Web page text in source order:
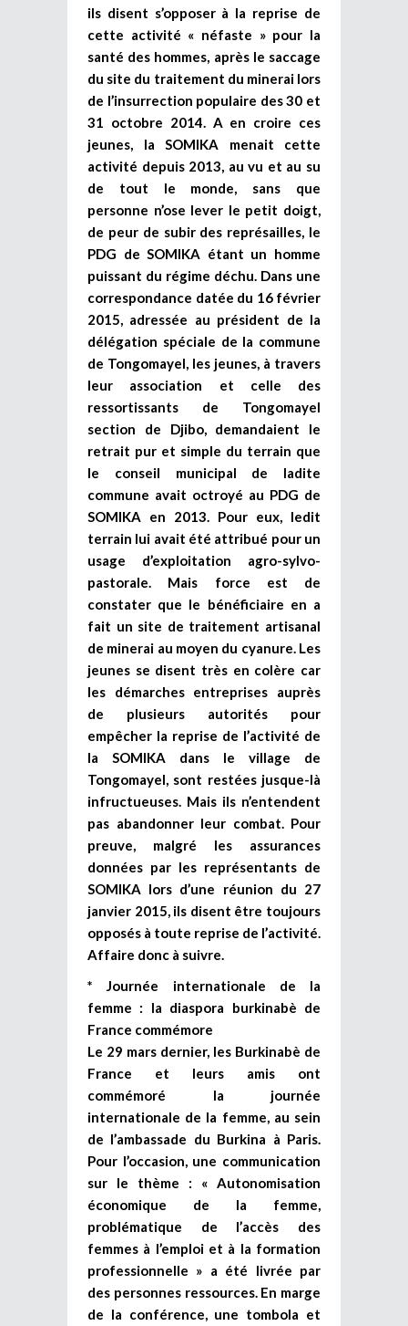
ils disent s’opposer à la reprise de
cette activité « néfaste » pour la
santé des hommes, après le saccage
du site du traitement du minerai lors
de l’insurrection populaire des 30 et
31 octobre 2014. A en croire ces
jeunes, la SOMIKA menait cette
activité depuis 2013, au vu et au su
de tout le monde, sans que
personne n’ose lever le petit doigt,
de peur de subir des représailles, le
PDG de SOMIKA étant un homme
puissant du régime déchu. Dans une
correspondance datée du 16 février
2015, adressée au président de la
délégation spéciale de la commune
de Tongomayel, les jeunes, à travers
leur association et celle des
ressortissants de Tongomayel
section de Djibo, demandaient le
retrait pur et simple du terrain que
le conseil municipal de ladite
commune avait octroyé au PDG de
SOMIKA en 2013. Pour eux, ledit
terrain lui avait été attribué pour un
usage d’exploitation agro-sylvo-
pastorale. Mais force est de
constater que le bénéficiaire en a
fait un site de traitement artisanal
de minerai au moyen du cyanure. Les
jeunes se disent très en colère car
les démarches entreprises auprès
de plusieurs autorités pour
empêcher la reprise de l’activité de
la SOMIKA dans le village de
Tongomayel, sont restées jusque-là
infructueuses. Mais ils n’entendent
pas abandonner leur combat. Pour
preuve, malgré les assurances
données par les représentants de
SOMIKA lors d’une réunion du 27
janvier 2015, ils disent être toujours
opposés à toute reprise de l’activité.
Affaire donc à suivre.
* Journée internationale de la
femme : la diaspora burkinabè de
France commémore
Le 29 mars dernier, les Burkinabè de
France et leurs amis ont
commémoré la journée
internationale de la femme, au sein
de l’ambassade du Burkina à Paris.
Pour l’occasion, une communication
sur le thème : « Autonomisation
économique de la femme,
problématique de l’accès des
femmes à l’emploi et à la formation
professionnelle » a été livrée par
des personnes ressources. En marge
de la conférence, une tombola et